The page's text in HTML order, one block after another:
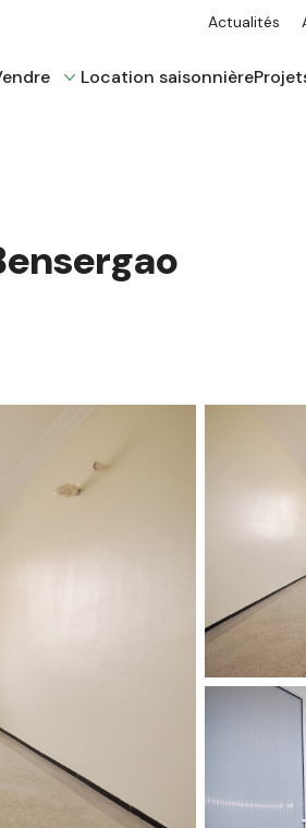
Actualités
Location saisonnière